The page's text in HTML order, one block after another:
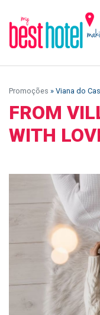
Promoções » Viana do
FROM
WITH